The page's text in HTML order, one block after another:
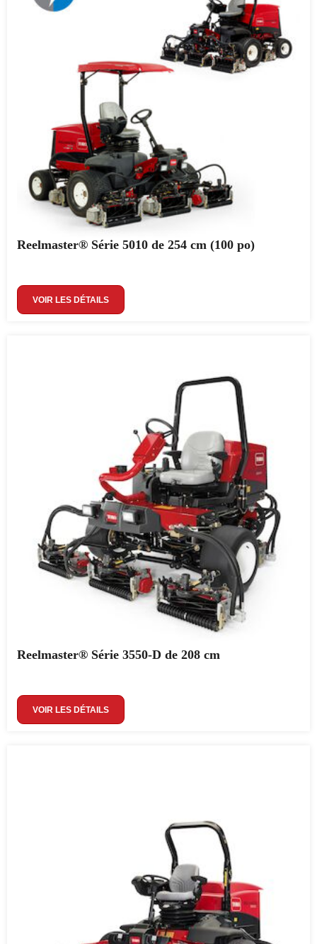
Reelmaster® Série 5010 de 254 cm (100 po)
VOIR LES DÉTAILS
Reelmaster® Série 3550-D de 208 cm
VOIR LES DÉTAILS